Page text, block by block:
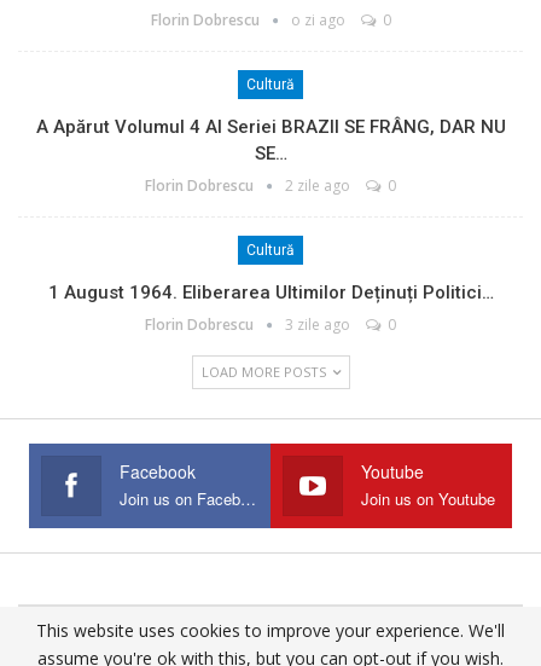
Florin Dobrescu o zi ago 0
Cultură
A Apărut Volumul 4 Al Seriei BRAZII SE FRÂNG, DAR NU
SE…
Florin Dobrescu 2 zile ago 0
Cultură
1 August 1964. Eliberarea Ultimilor Deținuți Politici…
Florin Dobrescu 3 zile ago 0
LOAD MORE POSTS
Facebook
Join us on Facebook
Youtube
Join us on Youtube
© 2025 - All Rights Reserved.
This website uses cookies to improve your experience. We'll
assume you're ok with this, but you can opt-out if you wish.